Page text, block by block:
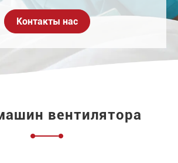
Контакты нас
вентилятора